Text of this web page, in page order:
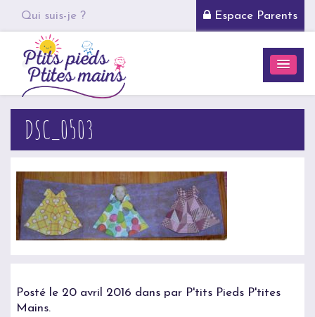
Qui suis-je ? Espace Parents
DSC_0503
Posté le 20 avril 2016 dans par P'tits Pieds P'tites
Mains.